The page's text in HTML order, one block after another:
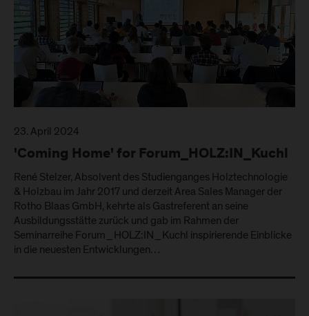
23. April 2024
'Coming Home' for Forum_HOLZ:IN_Kuchl
René Stelzer, Absolvent des Studienganges Holztechnologie
& Holzbau im Jahr 2017 und derzeit Area Sales Manager der
Rotho Blaas GmbH, kehrte als Gastreferent an seine
Ausbildungsstätte zurück und gab im Rahmen der
Seminarreihe Forum_HOLZ:IN_Kuchl inspirierende Einblicke
in die neuesten Entwicklungen…